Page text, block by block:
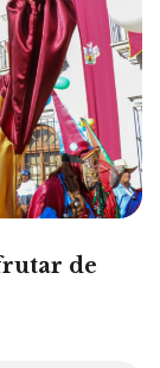
de